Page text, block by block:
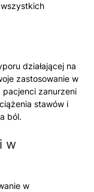
działającej na
zastosowanie w
pacjenci zanurzeni
stawów i
ból.
w
w